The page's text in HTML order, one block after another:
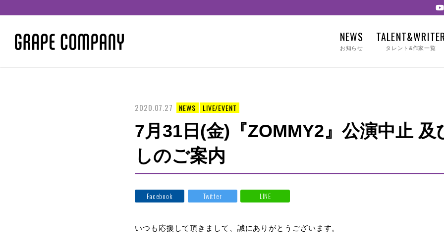
NEWS
お知らせ タレント&作家一覧
2020.07.27 NEWS LIVE/EVENT
7月31日(金)『ZOMMY2』公演中止 及
しのご案内
Facebook Twitter LINE
いつも応援して頂きまして、誠にありがとうございます。